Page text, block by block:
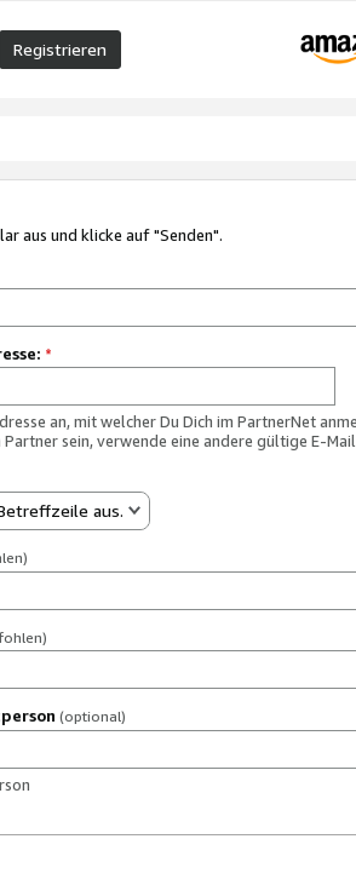
Registrieren
aus und klicke auf "Senden".
*
an, mit welcher Du Dich im PartnerNet
sein, verwende eine andere gültige E-
aus.
(optional)